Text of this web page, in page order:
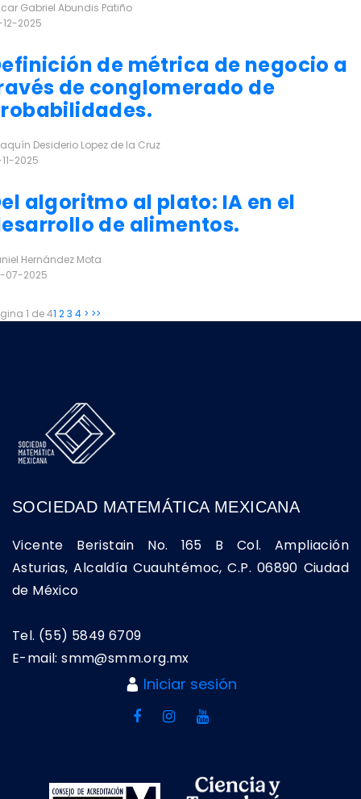
Gabriel Abundis Patiño
12-2025
de métrica de negocio a
de conglomerado de
Desiderio Lopez de la Cruz
2025
algoritmo al plato: IA en el
de alimentos.
Hernández Mota
07-2025
1 de 41 23 4 > >>
SOCIEDAD MATEMÁTICA MEXICANA
Vicente Beristain No. 165 B Col. Ampliación
Asturias, Alcaldía Cuauhtémoc, C.P. 06890 Ciudad
de México
Tel. (55) 5849 6709
E-mail: smm@smm.org.mx
Iniciar sesión